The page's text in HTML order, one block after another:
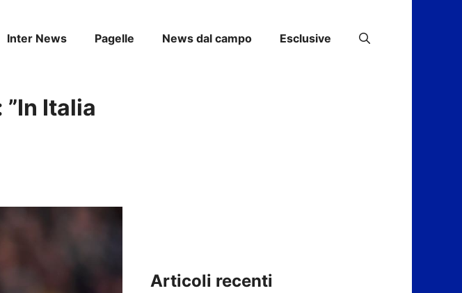
Inter News Pagelle News dal campo Esclusive
Italia
Articoli recenti